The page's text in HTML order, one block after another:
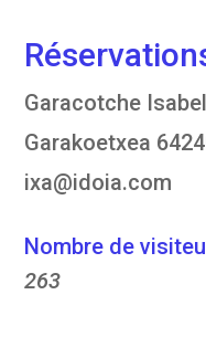
Garacotche
Garakoetxea
ixa@idoia.com
Nombre de
263